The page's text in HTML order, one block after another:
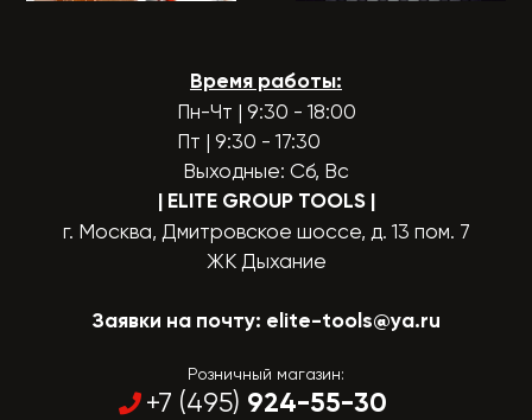
Время работы:
Пн-Чт | 9:30 - 18:00
Пт | 9:30 - 17:30
Выходные: Сб, Вс
| ELITE GROUP TOOLS |
г. Москва, Дмитровское шоссе, д. 13 пом. 7
ЖК Дыхание
Заявки на почту: elite-tools@ya.ru
Розничный магазин:
+7 (495) 924-55-30